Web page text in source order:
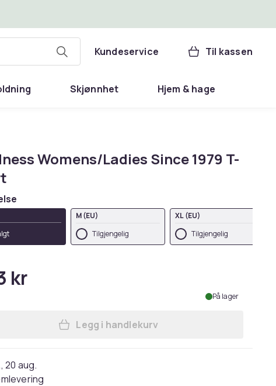
Kundeservice Til kassen
Skjønnhet Hjem & hage
Womens/Ladies Since 1979 T-
M (EU)
Tilgjengelig
XL (EU)
Tilgjengelig
kr
På lager
Legg Madness Womens/Ladies
Legg i handlekurv
20 aug.